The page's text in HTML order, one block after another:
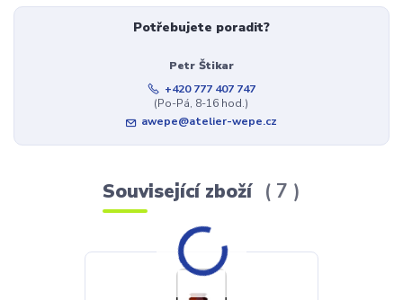
Potřebujete poradit?
Petr Štikar
+420 777 407 747
(Po-Pá, 8-16 hod.)
awepe@atelier-wepe.cz
Související zboží 7